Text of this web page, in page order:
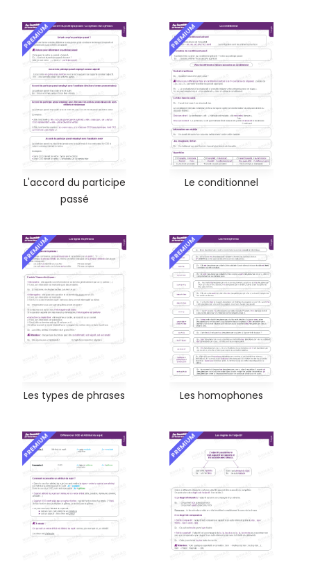
PREMIUM
L'accord du participe
passé
PREMIUM
Le conditionnel
PREMIUM
Les types de phrases
PREMIUM
Les homophones
PREMIUM PREMIUM